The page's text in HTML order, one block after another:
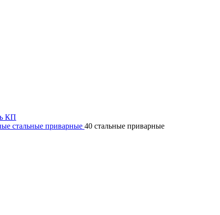
КП
стальные приварные 40 стальные приварные